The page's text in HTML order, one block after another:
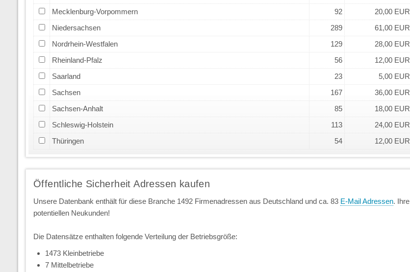
Mecklenburg-Vorpommern
92
20,00 EUR
Niedersachsen
289
61,00 EUR
Nordrhein-Westfalen
129
28,00 EUR
Rheinland-Pfalz
56
12,00 EUR
Saarland
23
5,00 EUR
Sachsen
167
36,00 EUR
Sachsen-Anhalt
85
18,00 EUR
Schleswig-Holstein
113
24,00 EUR
Thüringen
54 12,00 EUR
Öffentliche Sicherheit Adressen kaufen
Unsere Datenbank enthält für diese Branche 1492 Firmenadressen aus Deutschland und ca. 83 E-Mail Adressen. Ihre
potentiellen Neukunden!
Die Datensätze enthalten folgende Verteilung der Betriebsgröße:
1473 Kleinbetriebe
7 Mittelbetriebe